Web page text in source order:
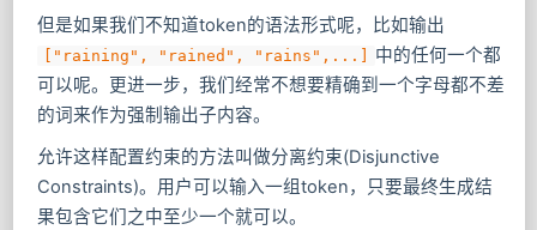
但是如果我们不知道token的语法形式呢，比如输出
["raining", "rained", "rains",...]
中的任何一个都
可以呢。更进一步，我们经常不想要精确到一个字母都不差
的词来作为强制输出子内容。
允许这样配置约束的方法叫做分离约束(Disjunctive
Constraints)。用户可以输入一组token，只要最终生成结
果包含它们之中至少一个就可以。